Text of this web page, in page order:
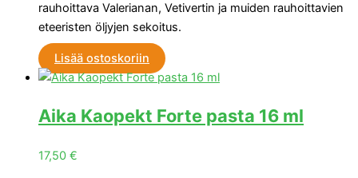
rauhoittava Valerianan, Vetivertin ja muiden rauhoittavien
eteeristen öljyjen sekoitus.
Lisää ostoskoriin
Aika Kaopekt Forte pasta 16 ml
17,50 €